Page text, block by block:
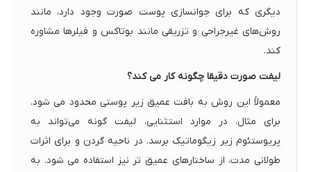
دیگری که برای جوانسازی پوست صورت وجود دارد، مانند
روش‌های غیرجراحی و تزریقی مانند بوتاکس و فیلرها مشاوره
کند.
لیفت صورت دقیقا چگونه کار می کند؟
معمولاً این روش به بافت عمیق زیر پوستی محدود می شود.
برای مثال، در موارد استثنایی، لیفت گونه می‌تواند به
پریوستئوم زیر زیگوماتیک برسد. در ناحیه گردن و برای اثرات
طولانی مدت، از ساختارهای عمیق تر نیز استفاده می شود. به